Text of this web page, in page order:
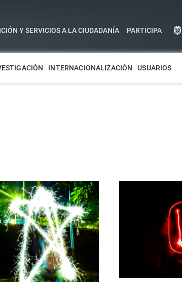
Y SERVICIOS A LA CIUDADANÍA PARTICIPA
INTERNACIONALIZACIÓN USUARIOS